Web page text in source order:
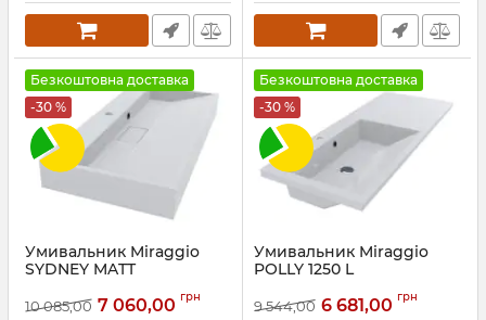
Безкоштовна доставка
-30 %
Умивальник Miraggio
SYDNEY MATT
10 085,00 7 060,00 грн
Безкоштовна доставка
-30 %
Умивальник Miraggio
POLLY 1250 L
9 544,00 6 681,00 грн